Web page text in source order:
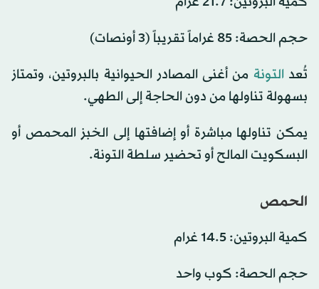
حجم الحصة: 85 غراماً تقريباً (3 أونصات)
تُعد التونة من أغنى المصادر الحيوانية بالبروتين، وتمتاز
بسهولة تناولها من دون الحاجة إلى الطهي.
يمكن تناولها مباشرة أو إضافتها إلى الخبز المحمص أو
البسكويت المالح أو تحضير سلطة التونة.
الحمص
كمية البروتين: 14.5 غرام
حجم الحصة: كوب واحد